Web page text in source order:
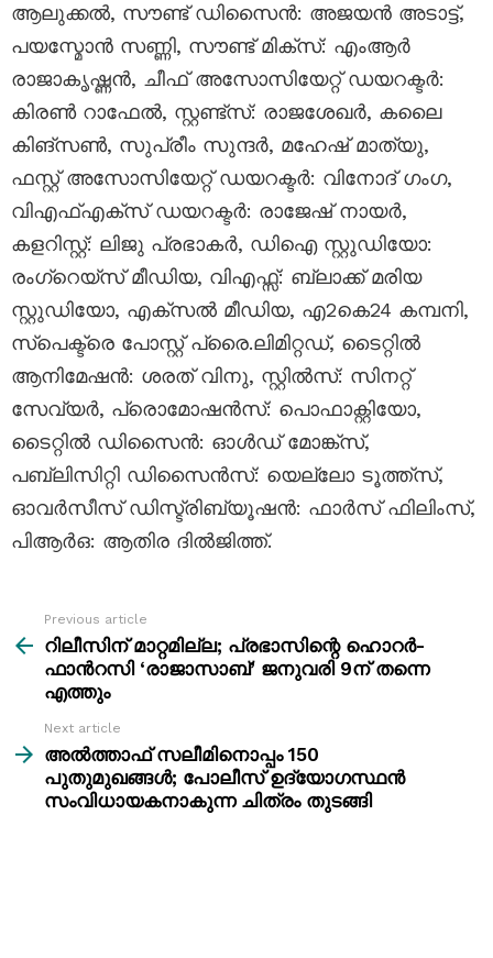
ആലുക്കൽ, സൗണ്ട് ഡിസൈൻ: അജയൻ അടാട്ട്,
പയസ്മോൻ സണ്ണി, സൗണ്ട് മിക്സ്: എംആർ
രാജാകൃഷ്ണൻ, ചീഫ് അസോസിയേറ്റ് ഡയറക്ടർ:
കിരൺ റാഫേൽ, സ്റ്റണ്ട്സ്: രാജശേഖ‌‍ര്‍, കലൈ
കിങ്സൺ, സുപ്രീം സുന്ദർ, മഹേഷ് മാത്യു,
ഫസ്റ്റ് അസോസിയേറ്റ് ഡയറക്ടർ: വിനോദ് ഗംഗ,
വിഎഫ്എക്സ് ഡയറക്ടർ: രാജേഷ് നായർ,
കളറിസ്റ്റ്: ലിജു പ്രഭാകർ, ഡിഐ സ്റ്റുഡിയോ:
രംഗ്റെയ്സ് മീഡിയ, വിഎഫ്സ്: ബ്ലാക്ക് മരിയ
സ്റ്റുഡിയോ, എക്സൽ മീഡിയ, എ2കെ24 കമ്പനി,
സ്പെക്ട്രെ പോസ്റ്റ് പ്രൈ.ലിമിറ്റഡ്, ടൈറ്റിൽ
ആനിമേഷൻ: ശരത് വിനു, സ്റ്റിൽസ്: സിനറ്റ്
സേവ്യർ, പ്രൊമോഷൻസ്: പൊഫാക്റ്റിയോ,
ടൈറ്റിൽ ഡിസൈൻ: ഓൾഡ് മോങ്ക്സ്,
പബ്ലിസിറ്റി ഡിസൈൻസ്: യെല്ലോ ടൂത്ത്സ്,
ഓവർസീസ് ഡിസ്ട്രിബ്യൂഷൻ: ഫാർസ് ഫിലിംസ്,
പിആർഒ: ആതിര ദിൽജിത്ത്.
more
Previous article
റിലീസിന് മാറ്റമില്ല; പ്രഭാസിന്റെ ഹൊറർ-
ഫാന്‍റസി ‘രാജാസാബ്’ ജനുവരി 9ന് തന്നെ
എത്തും
Next article
അൽത്താഫ് സലീമിനൊപ്പം 150
പുതുമുഖങ്ങൾ; പോലീസ് ഉദ്യോഗസ്ഥൻ
സംവിധായകനാകുന്ന ചിത്രം തുടങ്ങി